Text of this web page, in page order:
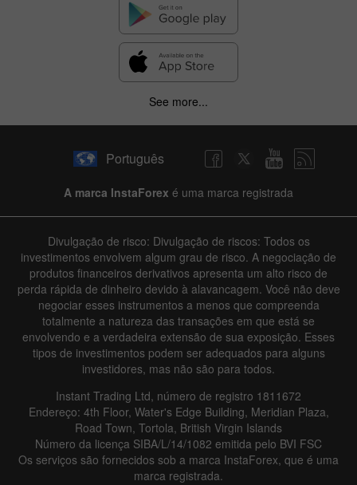
See more...
Português
A marca InstaForex é uma marca registrada
Divulgação de risco: Divulgação de riscos: Todos os
investimentos envolvem algum grau de risco. A negociação de
produtos financeiros derivativos apresenta um alto risco de
perda rápida de dinheiro devido à alavancagem. Você não deve
negociar esses instrumentos a menos que compreenda
totalmente a natureza das transações em que está se
envolvendo e a verdadeira extensão de sua exposição. Esses
tipos de investimentos podem ser adequados para alguns
investidores, mas não são para todos.
Instant Trading Ltd, número de registro 1811672
Endereço: 4th Floor, Water's Edge Building, Meridian Plaza,
Road Town, Tortola, British Virgin Islands
Número da licença SIBA/L/14/1082 emitida pelo BVI FSC
Os serviços são fornecidos sob a marca InstaForex, que é uma
marca registrada.